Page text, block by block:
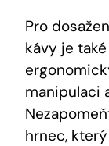
Pro
kávy je
manipulaci
hrnec,